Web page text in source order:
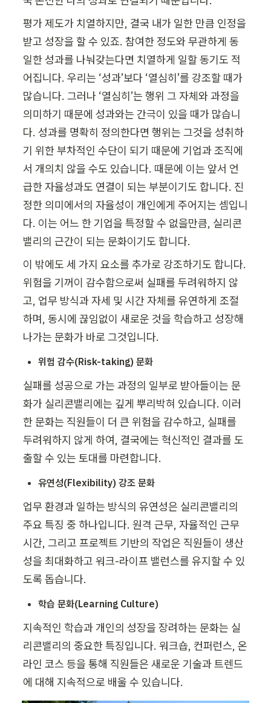
평가 제도가 치열하지만, 결국 내가 일한 만큼 인정을
받고 성장을 할 수 있죠. 참여한 정도와 무관하게 동
일한 성과를 나눠갖는다면 치열하게 일할 동기도 적
어집니다. 우리는 ‘성과’보다 ‘열심히’를 강조할 때가
많습니다. 그러나 ‘열심히’는 행위 그 자체와 과정을
의미하기 때문에 성과와는 간극이 있을 때가 많습니
다. 성과를 명확히 정의한다면 행위는 그것을 성취하
기 위한 부차적인 수단이 되기 때문에 기업과 조직에
서 개의치 않을 수도 있습니다. 때문에 이는 앞서 언
급한 자율성과도 연결이 되는 부분이기도 합니다. 진
정한 의미에서의 자율성이 개인에게 주어지는 셈입니
다. 이는 어느 한 기업을 특정할 수 없을만큼, 실리콘
밸리의 근간이 되는 문화이기도 합니다.
이 밖에도 세 가지 요소를 추가로 강조하기도 합니다.
위험을 기꺼이 감수함으로써 실패를 두려워하지 않
고, 업무 방식과 자세 및 시간 자체를 유연하게 조절
하며, 동시에 끊임없이 새로운 것을 학습하고 성장해
나가는 문화가 바로 그것입니다.
위험 감수(Risk-taking) 문화
실패를 성공으로 가는 과정의 일부로 받아들이는 문
화가 실리콘밸리에는 깊게 뿌리박혀 있습니다. 이러
한 문화는 직원들이 더 큰 위험을 감수하고, 실패를
두려워하지 않게 하여, 결국에는 혁신적인 결과를 도
출할 수 있는 토대를 마련합니다.
유연성(Flexibility) 강조 문화
업무 환경과 일하는 방식의 유연성은 실리콘밸리의
주요 특징 중 하나입니다. 원격 근무, 자율적인 근무
시간, 그리고 프로젝트 기반의 작업은 직원들이 생산
성을 최대화하고 워크-라이프 밸런스를 유지할 수 있
도록 돕습니다.
학습 문화(Learning Culture)
지속적인 학습과 개인의 성장을 장려하는 문화는 실
리콘밸리의 중요한 특징입니다. 워크숍, 컨퍼런스, 온
라인 코스 등을 통해 직원들은 새로운 기술과 트렌드
에 대해 지속적으로 배울 수 있습니다.